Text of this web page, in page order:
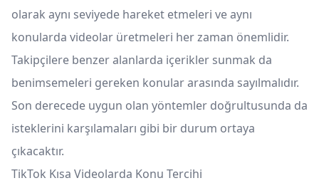
olarak aynı seviyede hareket etmeleri ve aynı
konularda videolar üretmeleri her zaman önemlidir.
Takipçilere benzer alanlarda içerikler sunmak da
benimsemeleri gereken konular arasında sayılmalıdır.
Son derecede uygun olan yöntemler doğrultusunda da
isteklerini karşılamaları gibi bir durum ortaya
çıkacaktır.
TikTok Kısa Videolarda Konu Tercihi